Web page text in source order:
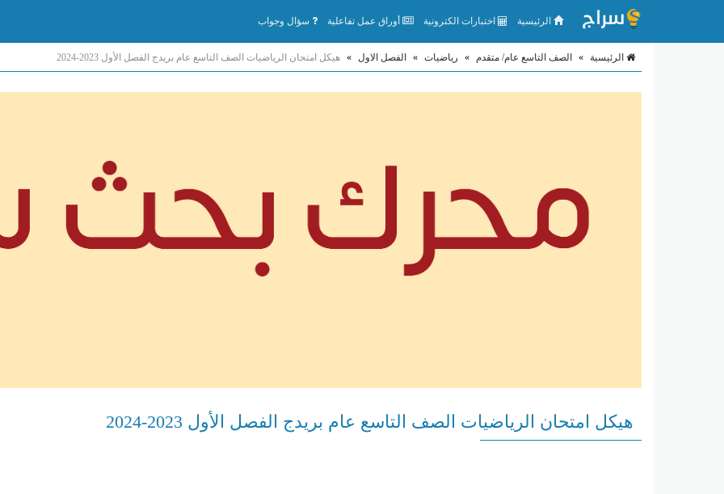
الرئيسية اختبارات الكترونية أوراق عمل تفاعلية سؤال وجواب
الرئيسية » الصف التاسع عام/ متقدم » رياضيات » الفصل الاول » هيكل امتحان الرياضيات الصف التاسع عام بريدج الفصل الأول 2023-2024
هيكل امتحان الرياضيات الصف التاسع عام بريدج الفصل الأول 2023-2024